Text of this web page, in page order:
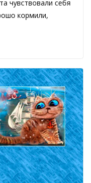
чувствовали себя
кормили,